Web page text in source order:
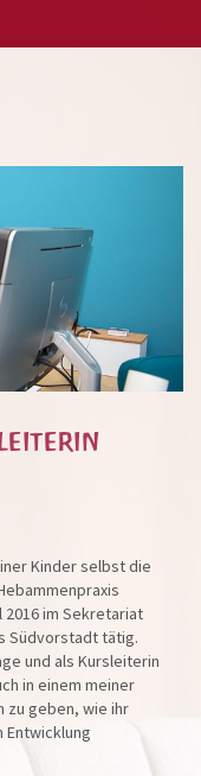
Kinder selbst die
im Sekretariat
Südvorstadt tätig.
und als Kursleiterin
in einem meiner
zu geben, wie ihr
Entwicklung